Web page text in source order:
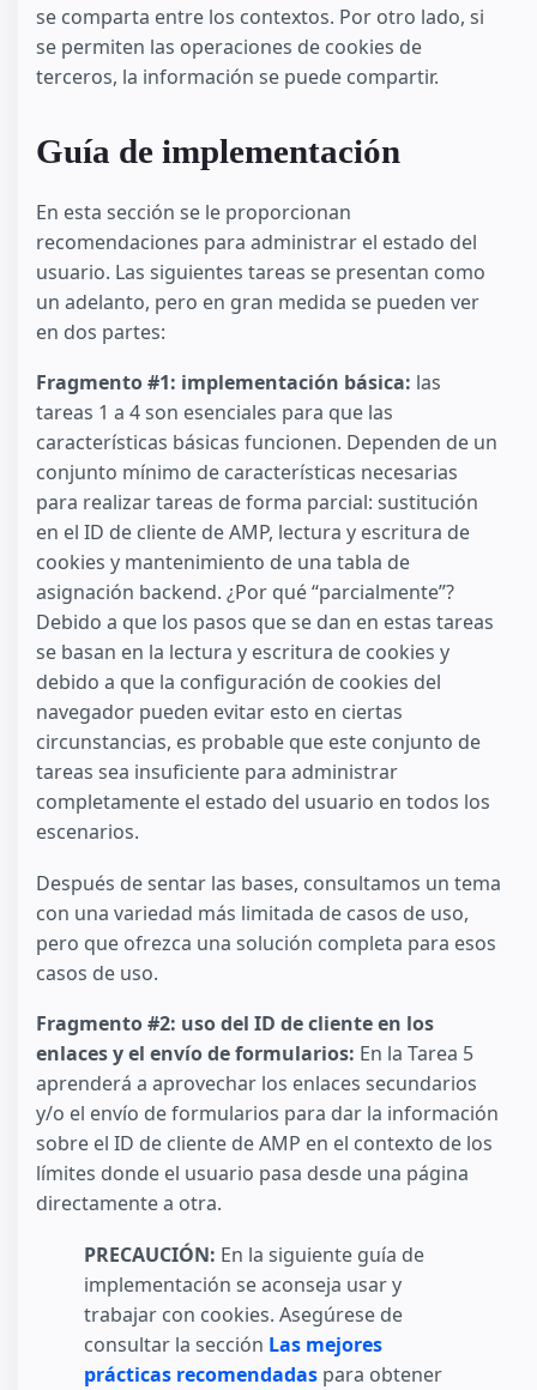
se comparta entre los contextos. Por otro lado, si
se permiten las operaciones de cookies de
terceros, la información se puede compartir.
Guía de implementación
En esta sección se le proporcionan
recomendaciones para administrar el estado del
usuario. Las siguientes tareas se presentan como
un adelanto, pero en gran medida se pueden ver
en dos partes:
Fragmento #1: implementación básica: las
tareas 1 a 4 son esenciales para que las
características básicas funcionen. Dependen de un
conjunto mínimo de características necesarias
para realizar tareas de forma parcial: sustitución
en el ID de cliente de AMP, lectura y escritura de
cookies y mantenimiento de una tabla de
asignación backend. ¿Por qué “parcialmente”?
Debido a que los pasos que se dan en estas tareas
se basan en la lectura y escritura de cookies y
debido a que la configuración de cookies del
navegador pueden evitar esto en ciertas
circunstancias, es probable que este conjunto de
tareas sea insuficiente para administrar
completamente el estado del usuario en todos los
escenarios.
Después de sentar las bases, consultamos un tema
con una variedad más limitada de casos de uso,
pero que ofrezca una solución completa para esos
casos de uso.
Fragmento #2: uso del ID de cliente en los
enlaces y el envío de formularios: En la Tarea 5
aprenderá a aprovechar los enlaces secundarios
y/o el envío de formularios para dar la información
sobre el ID de cliente de AMP en el contexto de los
límites donde el usuario pasa desde una página
directamente a otra.
PRECAUCIÓN: En la siguiente guía de
implementación se aconseja usar y
trabajar con cookies. Asegúrese de
consultar la sección Las mejores
prácticas recomendadas para obtener